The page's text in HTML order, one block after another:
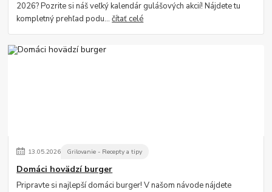
2026? Pozrite si náš veľký kalendár gulášových akcií! Nájdete tu
kompletný prehľad podu...čítať celé
13.05.2026 Grilovanie - Recepty a tipy
Domáci hovädzí burger
Pripravte si najlepší domáci burger! V našom návode nájdete